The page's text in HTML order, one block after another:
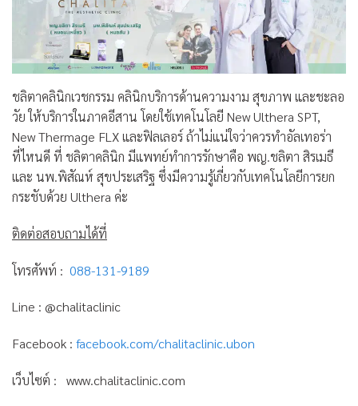
ชลิตาคลินิกเวชกรรม คลินิกบริการด้านความงาม สุขภาพ และชะลอ
วัย ให้บริการในภาคอีสาน โดยใช้เทคโนโลยี New Ulthera SPT,
New Thermage FLX และฟิลเลอร์ ถ้าไม่แน่ใจว่าควรทำอัลเทอร่า
ที่ไหนดี ที่ ชลิตาคลินิก มีแพทย์ทำการรักษาคือ พญ.ชลิตา สิรเมธี
และ นพ.พิสัณห์ สุขประเสริฐ ซึ่งมีความรู้เกี่ยวกับเทคโนโลยีการยก
กระชับด้วย Ulthera ค่ะ
ติดต่อสอบถามได้ที่
โทรศัพท์ : 088-131-9189
Line : @chalitaclinic
Facebook : facebook.com/chalitaclinic.ubon
เว็บไซต์ : www.chalitaclinic.com